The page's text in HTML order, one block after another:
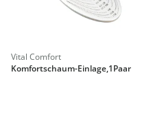
Vital Comfort
Komfortschaum-Einlage,1Paar